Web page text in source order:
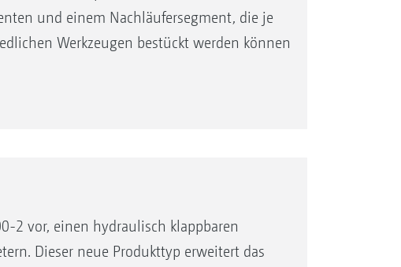
und einem Nachläufersegment, die je
Werkzeugen bestückt werden können
2 vor, einen hydraulisch klappbaren
Dieser neue Produkttyp erweitert das